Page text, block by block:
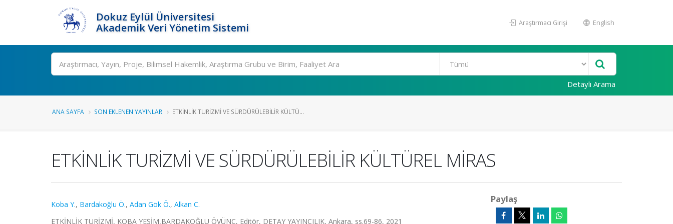
Dokuz Eylül Üniversitesi
Akademik Veri Yönetim Sistemi
Araştırmacı Girişi English
Ara
Detaylı Arama
ANA SAYFA SON EKLENEN YAYINLAR ETKİNLİK TURİZMİ VE SÜRDÜRÜLEBİLİR KÜLTÜ...
ETKİNLİK TURİZMİ VE SÜRDÜRÜLEBİLİR KÜLTÜREL MİRAS
Koba Y., Bardakoğlu Ö., Adan Gök Ö., Alkan C.
ETKİNLİK TURİZMİ, KOBA YEŞİM,BARDAKOĞLU ÖVÜNÇ, Editör, DETAY YAYINCILIK, Ankara, ss.69-86, 2021
Paylaş